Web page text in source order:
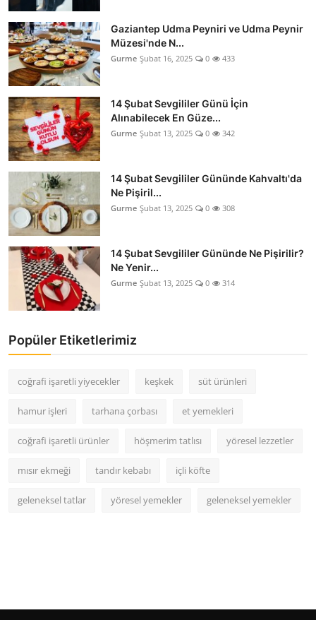
Gaziantep Udma Peyniri ve Udma Peynir
Müzesi'nde N...
Gurme Şubat 16, 2025 0 433
14 Şubat Sevgililer Günü İçin
Alınabilecek En Güze...
Gurme Şubat 13, 2025 0 342
14 Şubat Sevgililer Gününde Kahvaltı'da
Ne Pişiril...
Gurme Şubat 13, 2025 0 308
14 Şubat Sevgililer Gününde Ne Pişirilir?
Ne Yenir...
Gurme Şubat 13, 2025 0 314
Popüler Etiketlerimiz
coğrafi işaretli yiyecekler keşkek süt ürünleri
hamur işleri tarhana çorbası et yemekleri
coğrafi işaretli ürünler höşmerim tatlısı yöresel lezzetler
mısır ekmeği tandır kebabı içli köfte
geleneksel tatlar yöresel yemekler geleneksel yemekler